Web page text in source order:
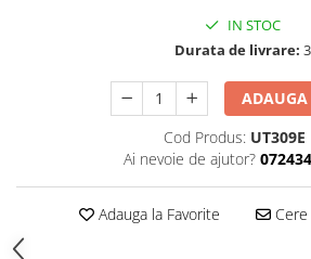
IN STOC
Durata de livrare: 3
ADAUGA
Cod Produs: UT309E
Ai nevoie de ajutor?
Adauga la Favorite Cere